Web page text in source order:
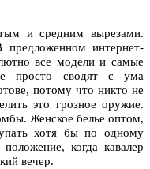
и средним вырезами.
интернет-
все модели и самые
просто сводят с ума
потому что никто не
это грозное оружие.
Женское белье оптом,
хотя бы по одному
когда кавалер
вечер.